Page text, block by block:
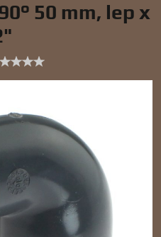
50 mm, lep x